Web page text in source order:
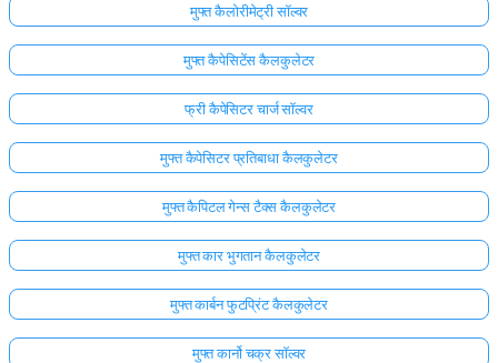
मुफ्त कैलोरीमेट्री सॉल्वर
मुफ्त कैपेसिटेंस कैलकुलेटर
फ्री कैपेसिटर चार्ज सॉल्वर
मुफ्त कैपेसिटर प्रतिबाधा कैलकुलेटर
मुफ्त कैपिटल गेन्स टैक्स कैलकुलेटर
मुफ्त कार भुगतान कैलकुलेटर
मुफ्त कार्बन फुटप्रिंट कैलकुलेटर
मुफ्त कार्नो चक्र सॉल्वर